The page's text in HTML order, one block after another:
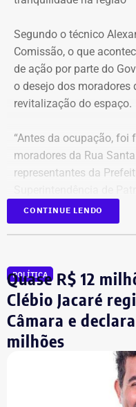
Segundo o técnico
Comissão, o que
de ação por parte do
o desejo dos moradores
revitalização do espaço.
“Antes da ocupação, foi
moradores da Rua
representantes da
terreno até passar para
Governo Federal
comentou.
Integrante de
ocupação
Integrante do
CONTINUE LENDO
POLÍTICA
Quase R$ 12
Clébio Jacaré
Câmara e
milhões